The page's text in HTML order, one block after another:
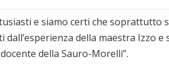
e siamo certi che soprattutto
dall’esperienza della maestra Izzo
della Sauro-Morelli”.